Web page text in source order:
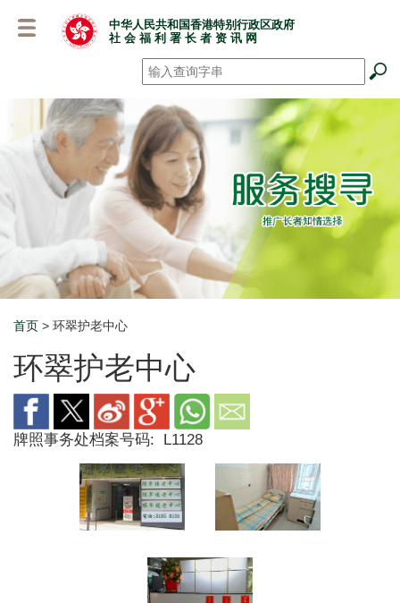
中华人民共和国香港特别行政区政府
社 会 福 利 署 长 者 资 讯 网
搜寻 *
Breadcrumb
首页 > 环翠护老中心
环翠护老中心
牌照事务处档案号码: L1128